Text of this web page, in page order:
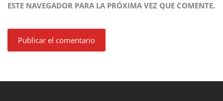
ESTE NAVEGADOR PARA LA PRÓXIMA VEZ QUE COMENTE.